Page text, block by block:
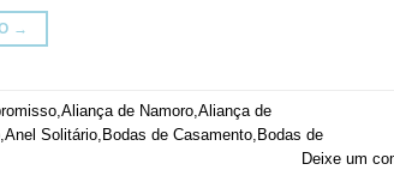
→
Aliança de Namoro Aliança de
Anel Solitário Bodas de Casamento Bodas de
Deixe um